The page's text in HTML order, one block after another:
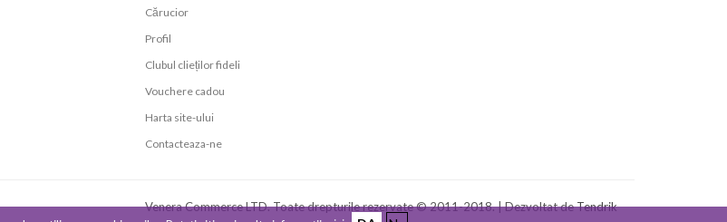
Cărucior
Profil
Clubul clieților fideli
Vouchere cadou
Harta site-ului
Contacteaza-ne
Venera Commerce LTD. Toate drepturile rezervate © 2011-2018. | Dezvoltat deTendrik